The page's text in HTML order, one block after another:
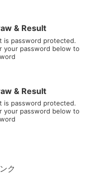
& Result
is password protected.
your password below to
& Result
is password protected.
your password below to
ク